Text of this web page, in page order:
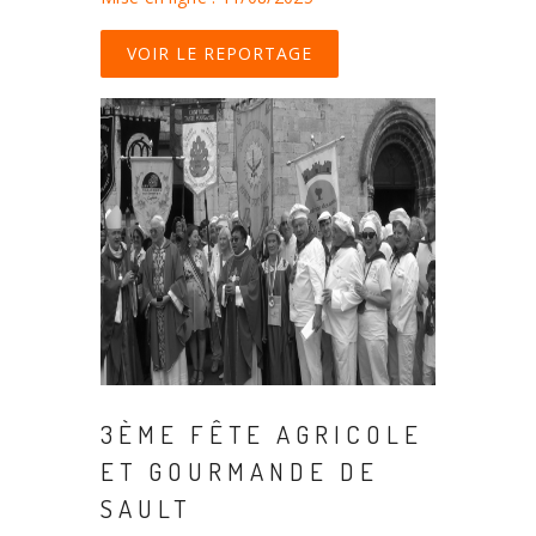
VOIR LE REPORTAGE
3ÈME FÊTE AGRICOLE
ET GOURMANDE DE
SAULT